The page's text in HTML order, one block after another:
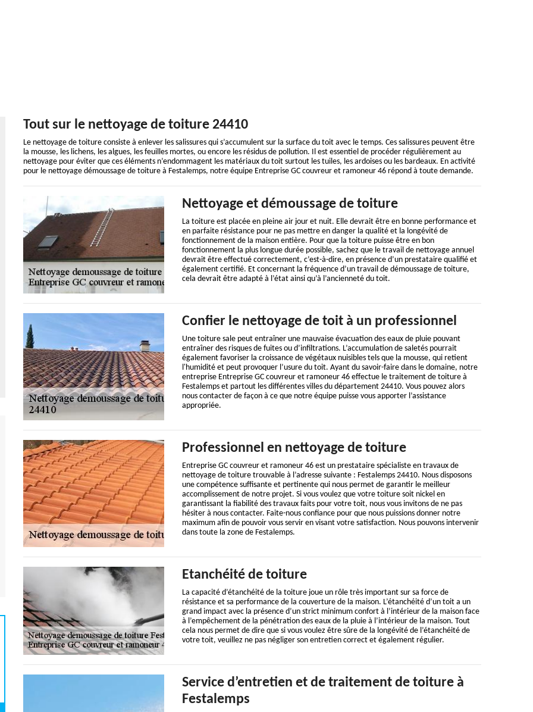
Tout sur le nettoyage de toiture 24410
Le nettoyage de toiture consiste à enlever les salissures qui s’accumulent sur la surface du toit avec le temps. Ces salissures peuvent être
la mousse, les lichens, les algues, les feuilles mortes, ou encore les résidus de pollution. Il est essentiel de procéder régulièrement au
nettoyage pour éviter que ces éléments n’endommagent les matériaux du toit surtout les tuiles, les ardoises ou les bardeaux. En activité
pour le nettoyage démoussage de toiture à Festalemps, notre équipe Entreprise GC couvreur et ramoneur 46 répond à toute demande.
Nettoyage et démoussage de toiture
La toiture est placée en pleine air jour et nuit. Elle devrait être en bonne performance et
en parfaite résistance pour ne pas mettre en danger la qualité et la longévité de
fonctionnement de la maison entière. Pour que la toiture puisse être en bon
fonctionnement la plus longue durée possible, sachez que le travail de nettoyage annuel
devrait être effectué correctement, c’est-à-dire, en présence d’un prestataire qualifié et
également certifié. Et concernant la fréquence d’un travail de démoussage de toiture,
cela devrait être adapté à l’état ainsi qu’à l’ancienneté du toit.
Confier le nettoyage de toit à un professionnel
Une toiture sale peut entraîner une mauvaise évacuation des eaux de pluie pouvant
entraîner des risques de fuites ou d’infiltrations. L’accumulation de saletés pourrait
également favoriser la croissance de végétaux nuisibles tels que la mousse, qui retient
l'humidité et peut provoquer l’usure du toit. Ayant du savoir-faire dans le domaine, notre
entreprise Entreprise GC couvreur et ramoneur 46 effectue le traitement de toiture à
Festalemps et partout les différentes villes du département 24410. Vous pouvez alors
nous contacter de façon à ce que notre équipe puisse vous apporter l’assistance
appropriée.
Professionnel en nettoyage de toiture
Entreprise GC couvreur et ramoneur 46 est un prestataire spécialiste en travaux de
nettoyage de toiture trouvable à l’adresse suivante : Festalemps 24410. Nous disposons
une compétence suffisante et pertinente qui nous permet de garantir le meilleur
accomplissement de notre projet. Si vous voulez que votre toiture soit nickel en
garantissant la fiabilité des travaux faits pour votre toit, nous vous invitons de ne pas
hésiter à nous contacter. Faite-nous confiance pour que nous puissions donner notre
maximum afin de pouvoir vous servir en visant votre satisfaction. Nous pouvons intervenir
dans toute la zone de Festalemps.
Etanchéité de toiture
La capacité d’étanchéité de la toiture joue un rôle très important sur sa force de
résistance et sa performance de la couverture de la maison. L’étanchéité d’un toit a un
grand impact avec la présence d’un strict minimum confort à l’intérieur de la maison face
à l’empêchement de la pénétration des eaux de la pluie à l’intérieur de la maison. Tout
cela nous permet de dire que si vous voulez être sûre de la longévité de l’étanchéité de
votre toit, veuillez ne pas négliger son entretien correct et également régulier.
Service d’entretien et de traitement de toiture à
Festalemps